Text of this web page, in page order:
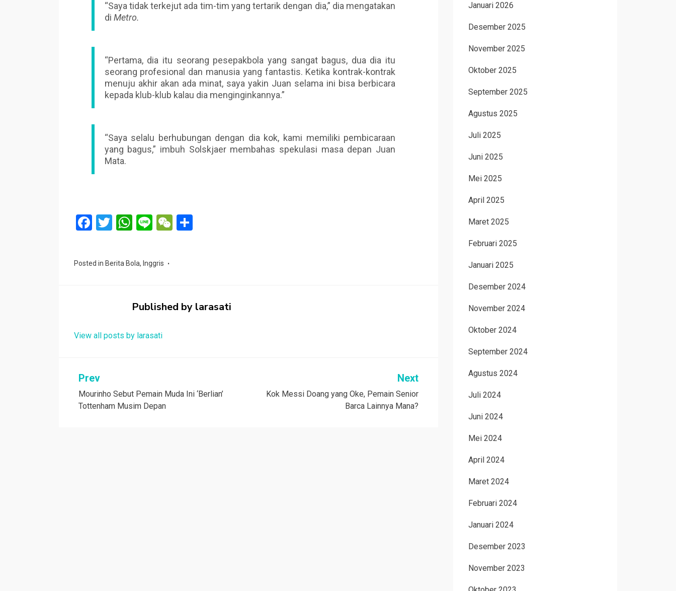
“Saya tidak terkejut ada tim-tim yang tertarik dengan dia,” dia mengatakan
di Metro.
“Pertama, dia itu seorang pesepakbola yang sangat bagus, dua dia itu
seorang profesional dan manusia yang fantastis. Ketika kontrak-kontrak
menuju akhir akan ada minat, saya yakin Juan selama ini bisa berbicara
kepada klub-klub kalau dia menginginkannya.”
“Saya selalu berhubungan dengan dia kok, kami memiliki pembicaraan
yang bagus,” imbuh Solskjaer membahas spekulasi masa depan Juan
Mata.
F
b
T
er
W
s
p
Li
W
Posted in Berita Bola, Inggris
Published by larasati
View all posts by larasati
Navigasi
pos
Prev
Mourinho Sebut Pemain Muda Ini ‘Berlian’
Tottenham Musim Depan
Next
Kok Messi Doang yang Oke, Pemain Senior
Barca Lainnya Mana?
Januari 2026
Desember 2025
November 2025
Oktober 2025
September 2025
Agustus 2025
Juli 2025
Juni 2025
Mei 2025
April 2025
Maret 2025
Februari 2025
Januari 2025
Desember 2024
November 2024
Oktober 2024
September 2024
Agustus 2024
Juli 2024
Juni 2024
Mei 2024
April 2024
Maret 2024
Februari 2024
Januari 2024
Desember 2023
November 2023